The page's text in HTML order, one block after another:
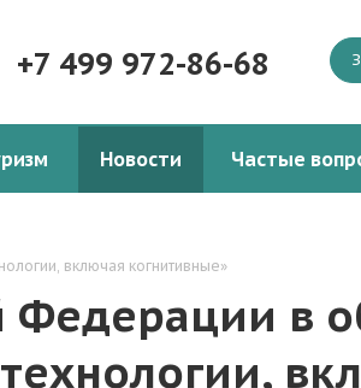
+7 499 972-86-68
Новости Частые
включая когнитивные»
Федерации в